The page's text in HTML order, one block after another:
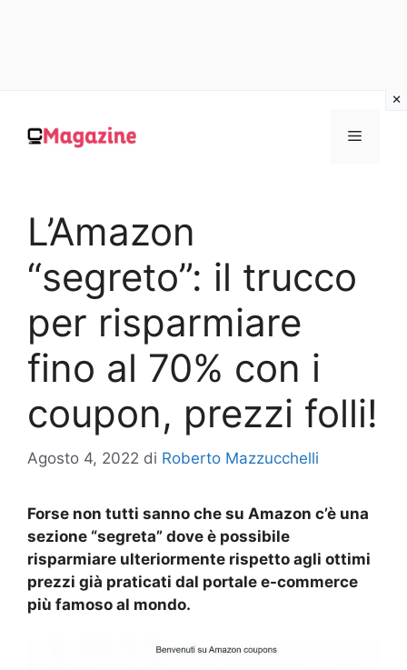
contenuto
MENU
L’Amazon
“segreto”: il trucco
per risparmiare
fino al 70% con i
coupon, prezzi folli!
Agosto 4, 2022 di Roberto Mazzucchelli
Forse non tutti sanno che su Amazon c’è una
sezione “segreta” dove è possibile
risparmiare ulteriormente rispetto agli ottimi
prezzi già praticati dal portale e-commerce
più famoso al mondo.